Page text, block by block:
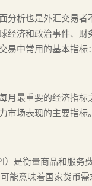
分析也是外汇交易者
经济和政治事件、财
易中常用的基本指标：
月最重要的经济指标
市场表现的主要指标。
）是衡量商品和服务
能意味着国家货币